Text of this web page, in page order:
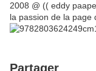
2008 @ (( eddy
la passion de la page
Partager